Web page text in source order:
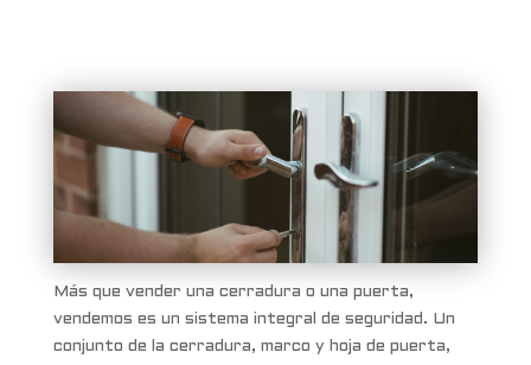
Más que vender una cerradura o una puerta,
vendemos es un sistema integral de seguridad. Un
conjunto de la cerradura, marco y hoja de puerta,